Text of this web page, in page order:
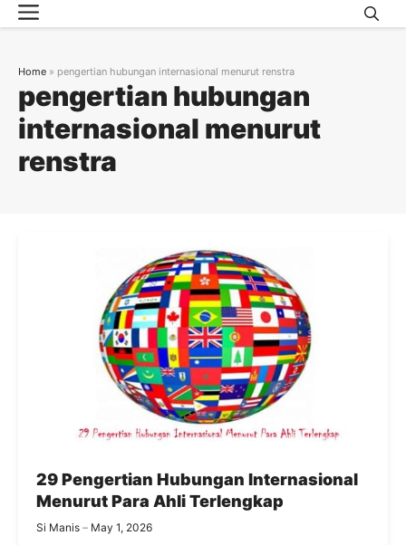
Skip
to
Menu
pengertian hubungan
internasional menurut
renstra
Home » pengertian hubungan internasional menurut renstra
29 Pengertian Hubungan Internasional
Menurut Para Ahli Terlengkap
Si Manis May 1, 2026